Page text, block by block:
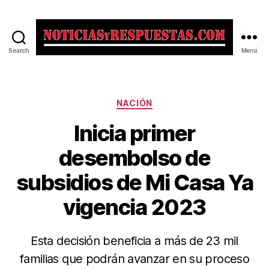
Search Menú
Categorías
NACIÓN
Inicia primer
desembolso de
subsidios de Mi Casa Ya
vigencia 2023
Esta decisión beneficia a más de 23 mil
familias que podrán avanzar en su proceso